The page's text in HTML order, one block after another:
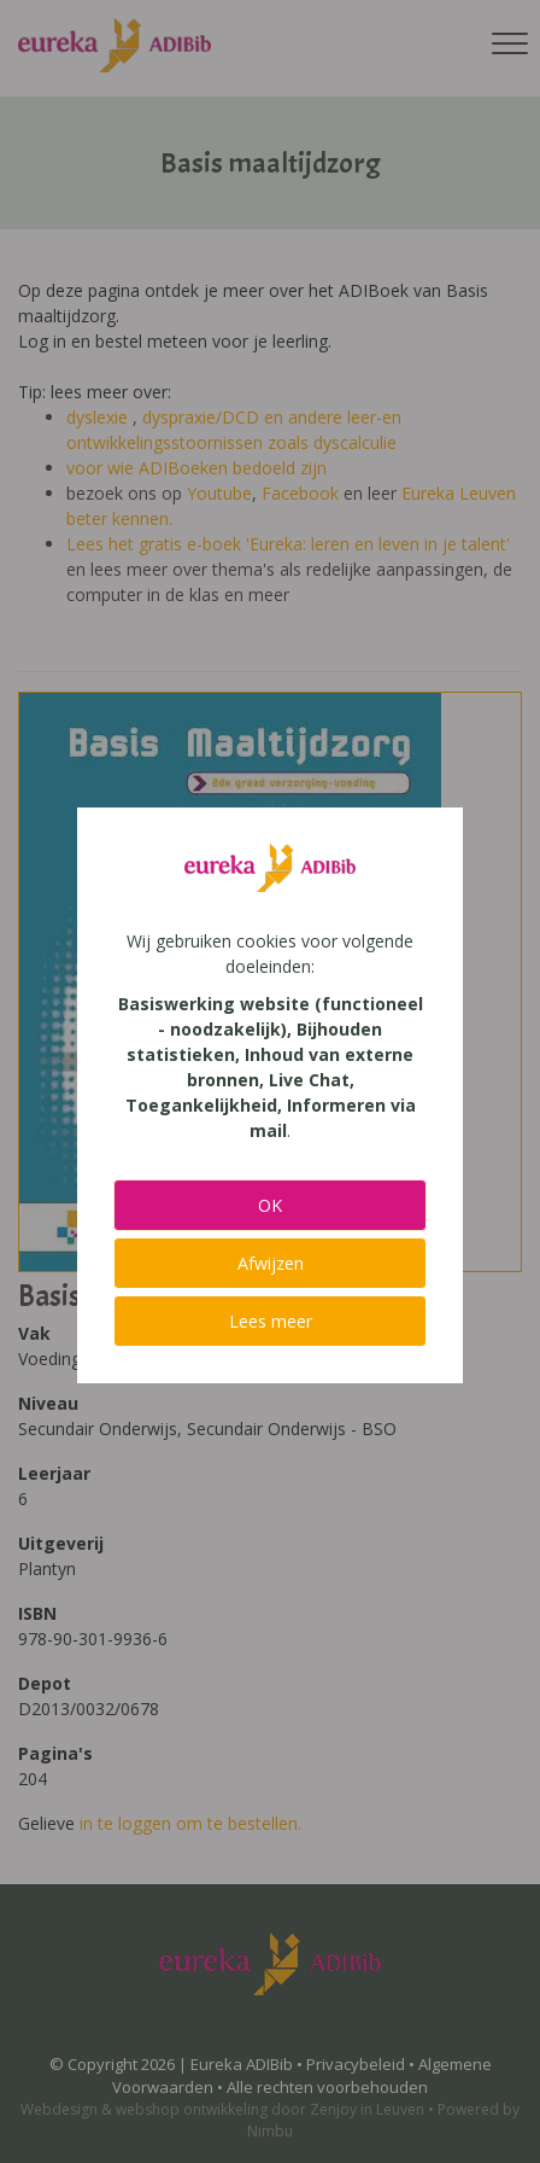
Basis maaltijdzorg
Op deze pagina ontdek je meer over het ADIBoek van Basis
maaltijdzorg.
Log in en bestel meteen voor je leerling.
Tip: lees meer over:
dyslexie , dyspraxie/DCD en andere leer-en
ontwikkelingsstoornissen zoals dyscalculie
voor wie ADIBoeken bedoeld zijn
bezoek ons op Youtube, Facebook en leer Eureka Leuven
beter kennen.
Lees het gratis e-boek 'Eureka: leren en leven in je talent'
en lees meer over thema's als redelijke aanpassingen, de
computer in de klas en meer
Basis maaltijdzorg
Vak
Voeding-verzorging
Niveau
Secundair Onderwijs, Secundair Onderwijs - BSO
Leerjaar
6
Uitgeverij
Plantyn
ISBN
978-90-301-9936-6
Depot
D2013/0032/0678
Pagina's
204
Gelieve in te loggen om te bestellen.
© Copyright 2026 | Eureka ADIBib • Privacybeleid • Algemene
Voorwaarden • Alle rechten voorbehouden
Webdesign & webshop ontwikkeling door Zenjoy in Leuven • Powered by
Nimbu
Wij gebruiken cookies voor volgende
doeleinden:
Basiswerking website (functioneel
- noodzakelijk), Bijhouden
statistieken, Inhoud van externe
bronnen, Live Chat,
Toegankelijkheid, Informeren via
mail.
OK
Afwijzen
Lees meer